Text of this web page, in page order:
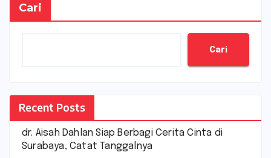
Cari
Cari
Recent Posts
dr. Aisah Dahlan Siap Berbagi Cerita Cinta di
Surabaya, Catat Tanggalnya